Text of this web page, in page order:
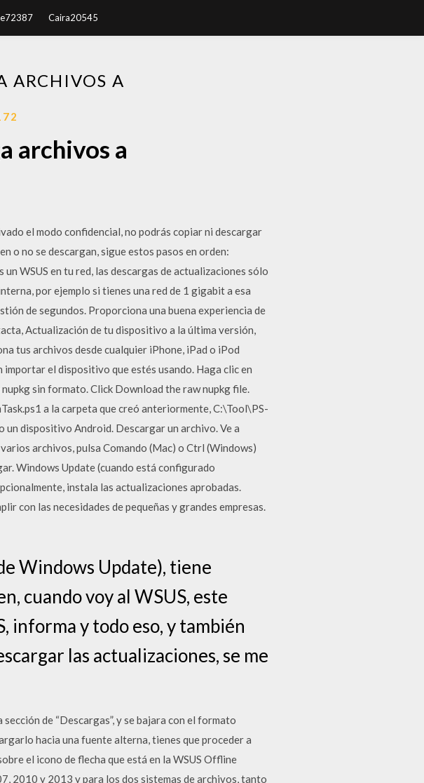
Caira20545
ARCHIVOS A
archivos a
el modo confidencial, no podrás copiar ni descargar
o no se descargan, sigue estos pasos en orden:
WSUS en tu red, las descargas de actualizaciones sólo
por ejemplo si tienes una red de 1 gigabit a esa
de segundos. Proporciona una buena experiencia de
Actualización de tu dispositivo a la última versión,
tus archivos desde cualquier iPhone, iPad o iPod
importar el dispositivo que estés usando. Haga clic en
sin formato. Click Download the raw nupkg file.
a la carpeta que creó anteriormente, C:\Tool\PS-
dispositivo Android. Descargar un archivo. Ve a
archivos, pulsa Comando (Mac) o Ctrl (Windows)
Windows Update (cuando está configurado
instala las actualizaciones aprobadas.
con las necesidades de pequeñas y grandes empresas.
Windows Update), tiene
cuando voy al WSUS, este
informa y todo eso, y también
las actualizaciones, se me
de “Descargas”, y se bajara con el formato
hacia una fuente alterna, tienes que proceder a
el icono de flecha que está en la WSUS Offline
2010 y 2013 y para los dos sistemas de archivos, tanto